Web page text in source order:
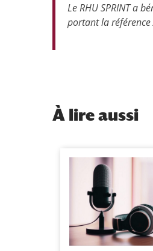
Le RHU SPRINT a
portant la référence
À lire aussi